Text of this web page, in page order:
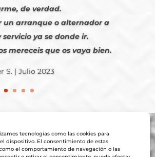
tecnologías como las cookies para
dispositivo. El consentimiento de estas
el comportamiento de navegación o las
de verdad.
un arranque o alternador a
ya se donde ir.
mereceis que os vaya bien.
S. | Julio 2023